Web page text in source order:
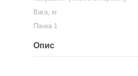
Вага, кг
Пачка 1
Опис